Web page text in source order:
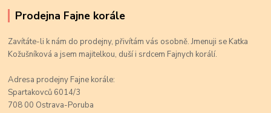
Prodejna Fajne korále
Zavítáte-li k nám do prodejny, přivítám vás osobně. Jmenuji se Katka
Kožušníková a jsem majitelkou, duší i srdcem Fajnych korálí.
Adresa prodejny Fajne korále:
Spartakovců 6014/3
708 00 Ostrava-Poruba